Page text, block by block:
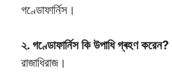
গণ্ডোফার্নিস।
২. গণ্ডোফার্নিস কি উপাধি গ্ৰহণ করেন?
রাজাধিরাজ।